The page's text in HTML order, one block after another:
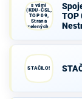
s vámi
(KDU-ČSL,
TOP 09,
Strana
zelených,
Nestraníci)
TOP
STAČILO!